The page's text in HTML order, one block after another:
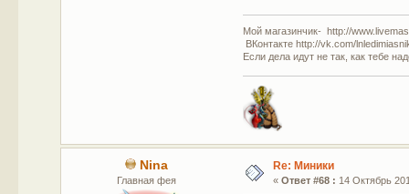
Мой магазинчик- http://
ВКонтакте http://vk.com/
Если дела идут не так, как тебе
Nina
Главная фея
Re: Миники
« Ответ #68 : 14 Октябрь